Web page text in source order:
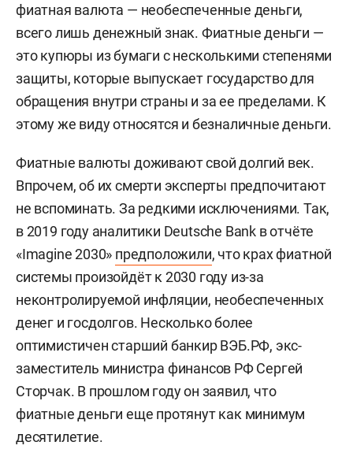
фиатная валюта — необеспеченные деньги,
всего лишь денежный знак. Фиатные деньги —
это купюры из бумаги с несколькими степенями
защиты, которые выпускает государство для
обращения внутри страны и за ее пределами. К
этому же виду относятся и безналичные деньги.
Фиатные валюты доживают свой долгий век.
Впрочем, об их смерти эксперты предпочитают
не вспоминать. За редкими исключениями. Так,
в 2019 году аналитики Deutsche Bank в отчёте
«Imagine 2030» предположили, что крах фиатной
системы произойдёт к 2030 году из-за
неконтролируемой инфляции, необеспеченных
денег и госдолгов. Несколько более
оптимистичен старший банкир ВЭБ.РФ, экс-
заместитель министра финансов РФ Сергей
Сторчак. В прошлом году он заявил, что
фиатные деньги еще протянут как минимум
десятилетие.